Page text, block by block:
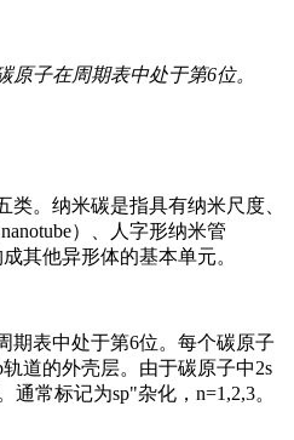
原子在周期表中处于第6位。
。纳米碳是指具有纳米尺度、
）、人字形纳米管
其他异形体的基本单元。
期表中处于第6位。每个碳原子
道的外壳层。由于碳原子中2s
常标记为sp"杂化，n=1,2,3。